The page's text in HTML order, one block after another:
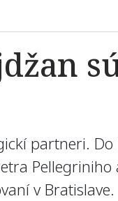
partneri.
v